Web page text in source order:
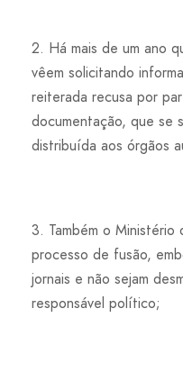
2. Há mais de um ano
vêem solicitando
reiterada recusa por
documentação, que se
distribuída aos órgãos
3. Também o
processo de fusão,
jornais e não sejam
responsável político;